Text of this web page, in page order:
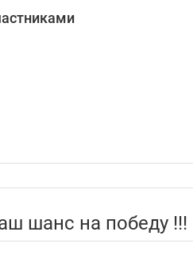
шанс на победу !!!